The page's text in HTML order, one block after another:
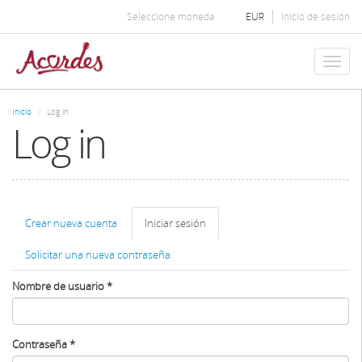
contenido
principal
Inicio de sesión
Seleccione moneda EUR
Toggle
Inicio Log in
Log in
Solapas
principales
Crear nueva cuenta Iniciar sesión
activa)
Solicitar una nueva contraseña
Nombre de usuario*
Contraseña*